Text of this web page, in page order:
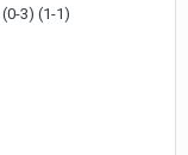
3) (1-1)